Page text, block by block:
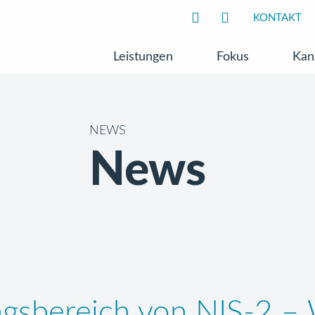
KONTAKT
Leistungen Fokus
NEWS
News